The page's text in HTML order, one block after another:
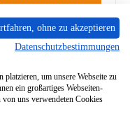
ohne zu akzeptieren
Datenschutzbestimmungen
platzieren, um unsere Webseite zu
ein großartiges Webseiten-
uns verwendeten Cookies